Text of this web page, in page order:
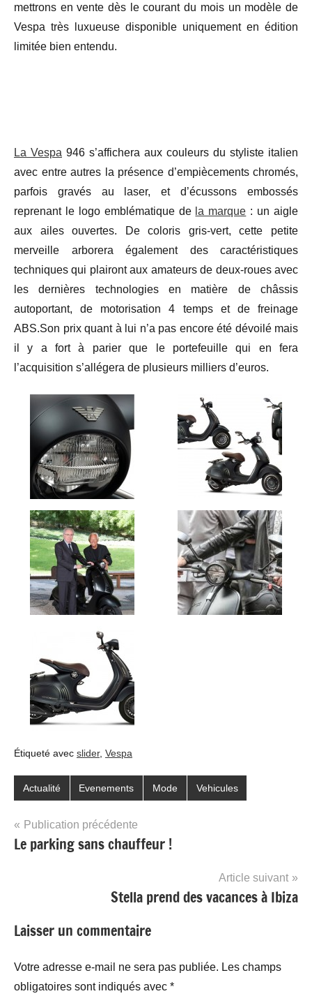
mettrons en vente dès le courant du mois un modèle de
Vespa très luxueuse disponible uniquement en édition
limitée bien entendu.
La Vespa 946 s’affichera aux couleurs du styliste italien
avec entre autres la présence d’empiècements chromés,
parfois gravés au laser, et d’écussons embossés
reprenant le logo emblématique de la marque : un aigle
aux ailes ouvertes. De coloris gris-vert, cette petite
merveille arborera également des caractéristiques
techniques qui plairont aux amateurs de deux-roues avec
les dernières technologies en matière de châssis
autoportant, de motorisation 4 temps et de freinage
ABS.Son prix quant à lui n’a pas encore été dévoilé mais
il y a fort à parier que le portefeuille qui en fera
l’acquisition s’allégera de plusieurs milliers d’euros.
Étiqueté avec slider, Vespa
Actualité Evenements Mode Vehicules
Navigation
de
Publication précédente
Le parking sans chauffeur !
Article suivant
Stella prend des vacances à Ibiza
Laisser un commentaire
Votre adresse e-mail ne sera pas publiée. Les champs
obligatoires sont indiqués avec *